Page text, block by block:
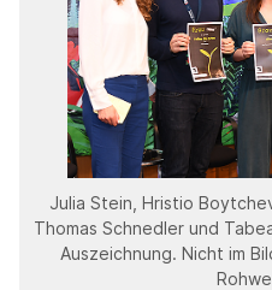
Julia Stein, Hristio
Thomas Schnedler und
Auszeichnung. Nicht im